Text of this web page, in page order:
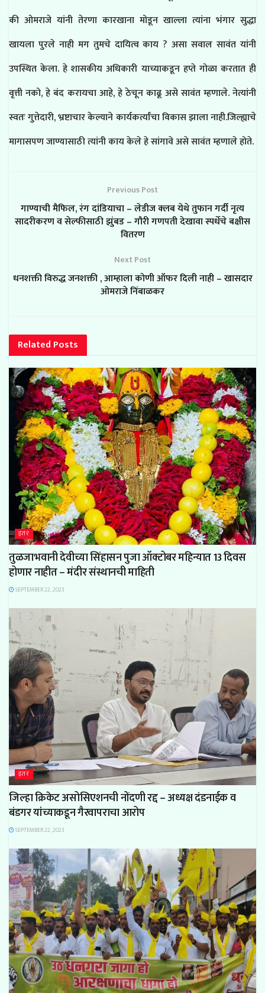
की ओमराजे यांनी तेरणा कारखाना मोडून खाल्ला त्यांना भंगार सुद्धा
खायला पुरले नाही मग तुमचे दायित्व काय ? असा सवाल सावंत यांनी
उपस्थित केला. हे शासकीय अधिकारी याच्याकडून हप्ते गोळा करतात ही
वृत्ती नको, हे बंद करायचा आहे, हे ठेचून काढू असे सावंत म्हणाले. नेत्यांनी
स्वतः गुत्तेदारी, भ्रष्टाचार केल्याने कार्यकर्त्यांचा विकास झाला नाही.जिल्ह्याचे
मागासपण जाण्यासाठी त्यांनी काय केले हे सांगावे असे सावंत म्हणाले होते.
Previous Post
गाण्याची मैफिल, रंग दांडियाचा – लेडीज क्लब येथे तुफान गर्दी नृत्य
सादरीकरण व सेल्फीसाठी झुंबड – गौरी गणपती देखावा स्पर्धेचे बक्षीस
वितरण
Next Post
धनशक्ती विरुद्ध जनशक्ती , आम्हाला कोणी ऑफर दिली नाही – खासदार
ओमराजे निंबाळकर
Related Posts
इतर
तुळजाभवानी देवीच्या सिंहासन पुजा ऑक्टोबर महिन्यात 13 दिवस
होणार नाहीत – मंदीर संस्थानची माहिती
SEPTEMBER 22, 2023
इतर
जिल्हा क्रिकेट असोसिएशनची नोंदणी रद्द – अध्यक्ष दंडनाईक व
बंडगर यांच्याकडून गैरवापराचा आरोप
SEPTEMBER 22, 2023